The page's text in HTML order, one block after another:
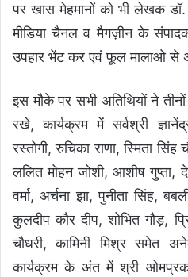
पर खास मेहमानों को भी लेखक
मीडिया चैनल व मैगज़ीन के
उपहार भेंट कर एवं फूल मालाओ से
इस मौके पर सभी अतिथियों ने
रखे, कार्यक्रम में सर्वश्री
रस्तोगी, रुचिका राणा, स्मिता
ललित मोहन जोशी, आशीष गुप्ता,
वर्मा, अर्चना झा, पुनीता सिंह,
कुलदीप कौर दीप, शोभित गौड़,
चौधरी, कामिनी मिश्र समेत
कार्यक्रम के अंत में श्री